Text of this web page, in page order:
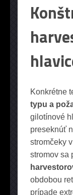
Konkrétne
typu a
gilotínové
preseknúť
stromčeky
stromov sa
obdobou
prípade